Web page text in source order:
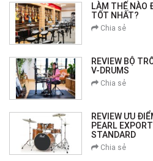
LÀM THẾ NÀO
TỐT NHẤT?
Chia sẻ
REVIEW BỘ
V-DRUMS
Chia sẻ
REVIEW ƯU
PEARL
STANDARD
Chia sẻ